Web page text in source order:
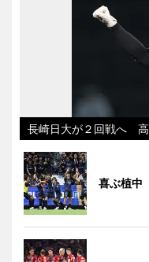
長崎日大が２回戦へ
喜ぶ植